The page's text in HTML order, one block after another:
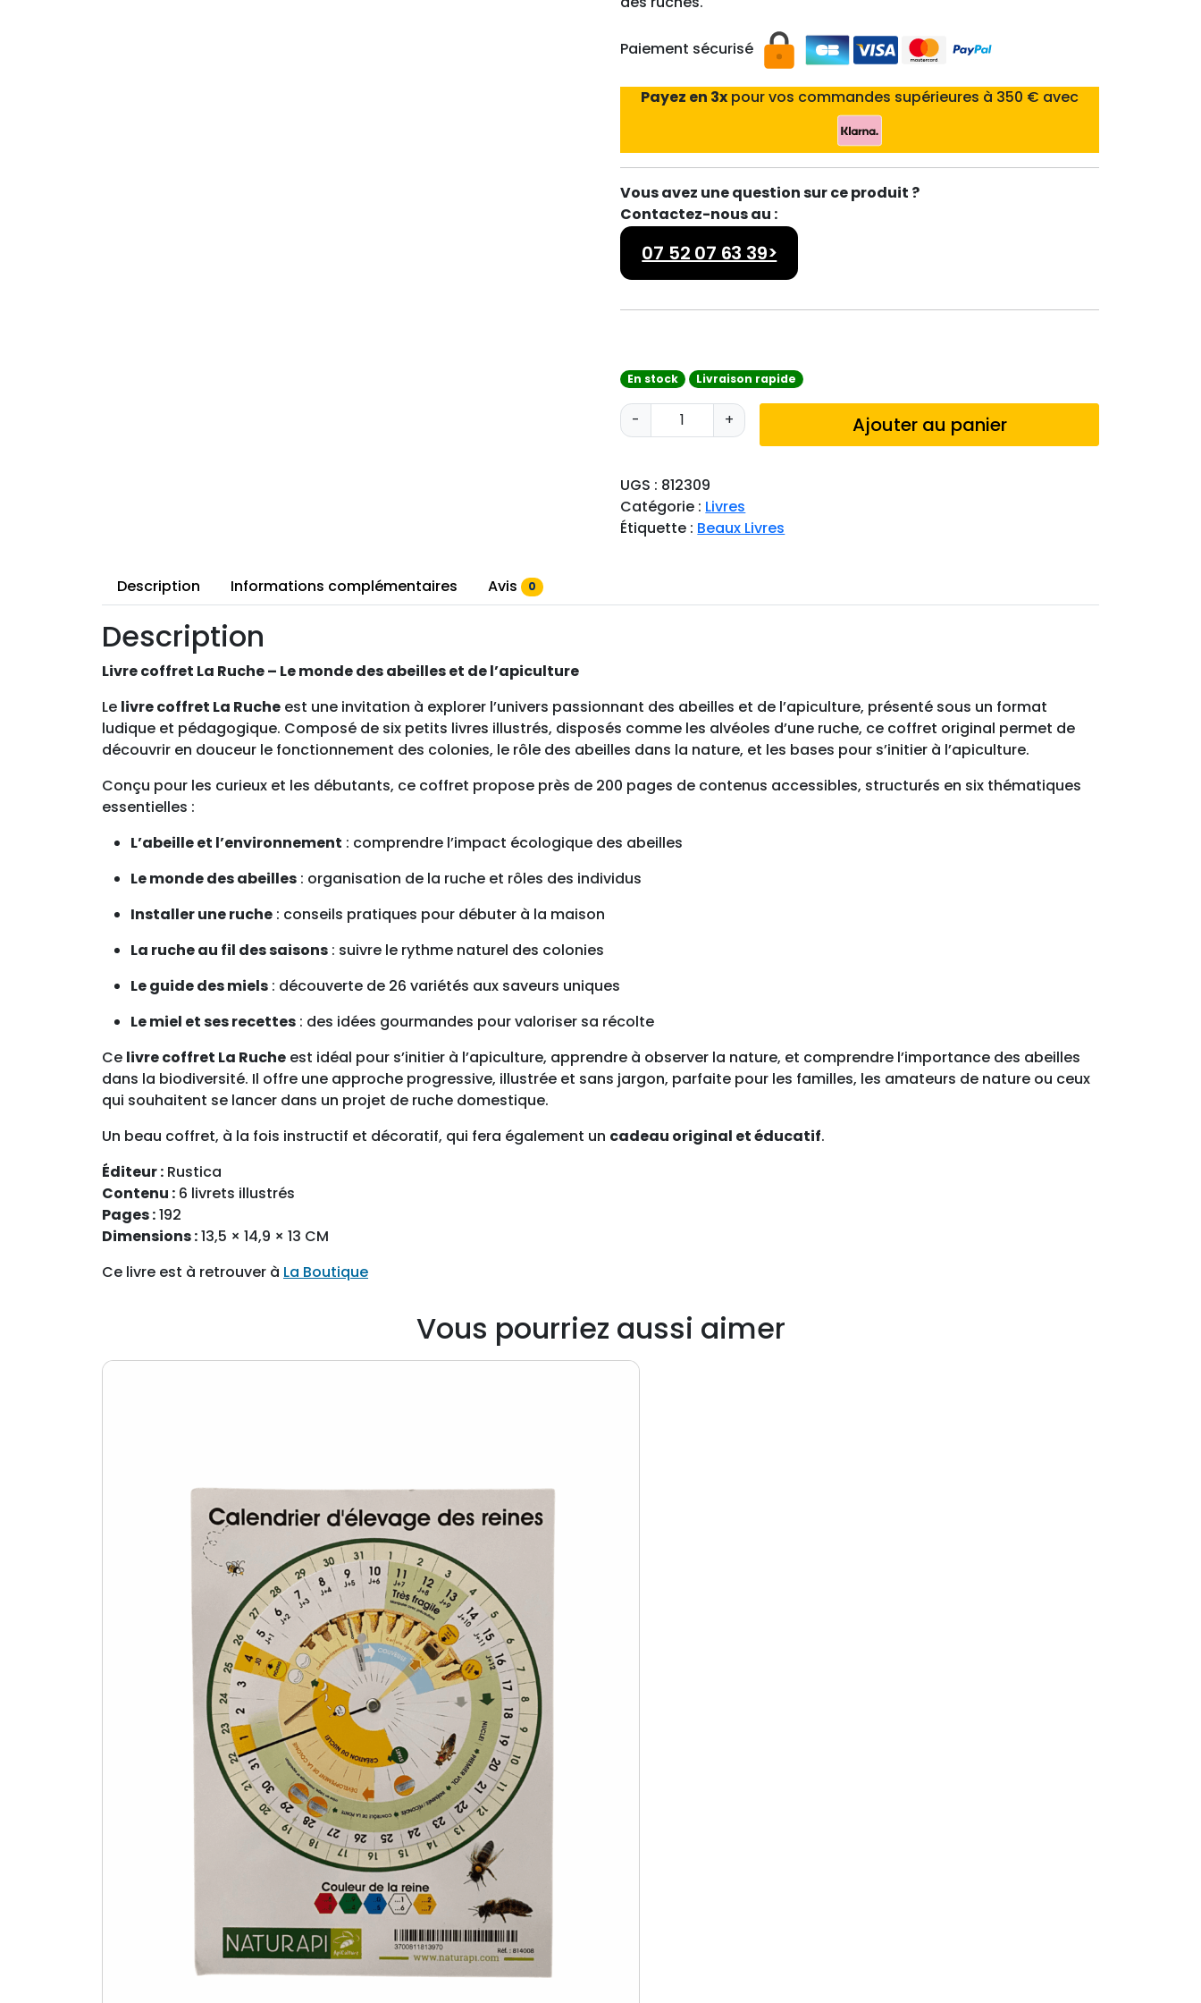
Paiement sécurisé
Payez en 3x pour vos commandes supérieures à 350 € avec
Vous avez une question sur ce produit ?
Contactez-nous au :
07 52 07 63 39>
En stock Livraison rapide
-
q
u
n
t
i
e
e
c
o
f
e
l
e
+ Ajouter au panier
UGS : 812309
Catégorie : Livres
Étiquette : Beaux Livres
Description Informations complémentaires Avis 0
Description
Livre coffret La Ruche – Le monde des abeilles et de l’apiculture
Le livre coffret La Ruche est une invitation à explorer l’univers passionnant des abeilles et de l’apiculture, présenté sous un format
ludique et pédagogique. Composé de six petits livres illustrés, disposés comme les alvéoles d’une ruche, ce coffret original permet de
découvrir en douceur le fonctionnement des colonies, le rôle des abeilles dans la nature, et les bases pour s’initier à l’apiculture.
Conçu pour les curieux et les débutants, ce coffret propose près de 200 pages de contenus accessibles, structurés en six thématiques
essentielles :
L’abeille et l’environnement : comprendre l’impact écologique des abeilles
Le monde des abeilles : organisation de la ruche et rôles des individus
Installer une ruche : conseils pratiques pour débuter à la maison
La ruche au fil des saisons : suivre le rythme naturel des colonies
Le guide des miels : découverte de 26 variétés aux saveurs uniques
Le miel et ses recettes : des idées gourmandes pour valoriser sa récolte
Ce livre coffret La Ruche est idéal pour s’initier à l’apiculture, apprendre à observer la nature, et comprendre l’importance des abeilles
dans la biodiversité. Il offre une approche progressive, illustrée et sans jargon, parfaite pour les familles, les amateurs de nature ou ceux
qui souhaitent se lancer dans un projet de ruche domestique.
Un beau coffret, à la fois instructif et décoratif, qui fera également un cadeau original et éducatif.
Éditeur : Rustica
Contenu : 6 livrets illustrés
Pages :192
Dimensions :13,5 × 14,9 × 13 CM
Ce livre est à retrouver à La Boutique
Vous pourriez aussi aimer